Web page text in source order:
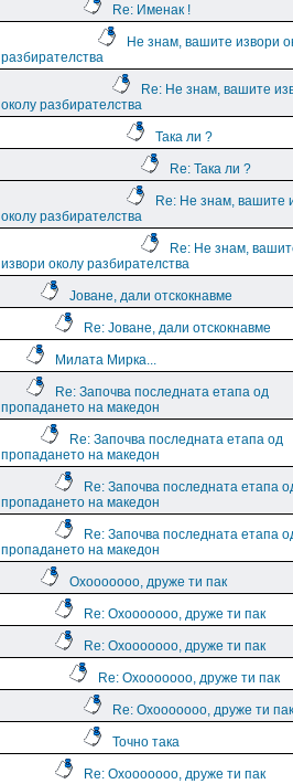
Re: Именак !
Не знам, вашите извори
разбирателства
Re: Не знам, вашите
околу разбирателства
Така ли ?
Re: Така ли ?
Re: Не знам, вашите
околу разбирателства
Re: Не знам,
извори околу разбирателства
Јоване, дали отскокнавме
Re: Јоване, дали отскокнавме
Милата Мирка...
Re: Започва последната етапа од
пропадането на македон
Re: Започва последната етапа од
пропадането на македон
Re: Започва последната етапа
пропадането на македон
Re: Започва последната етапа
пропадането на македон
Охооооооо, друже ти пак
Re: Охооооооо, друже ти пак
Re: Охооооооо, друже ти пак
Re: Охооооооо, друже ти пак
Re: Охооооооо, друже ти пак
Точно така
Re: Охооооооо, друже ти пак